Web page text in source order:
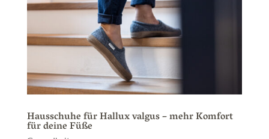
Hausschuhe für Hallux valgus – mehr Komfort
für deine Füße